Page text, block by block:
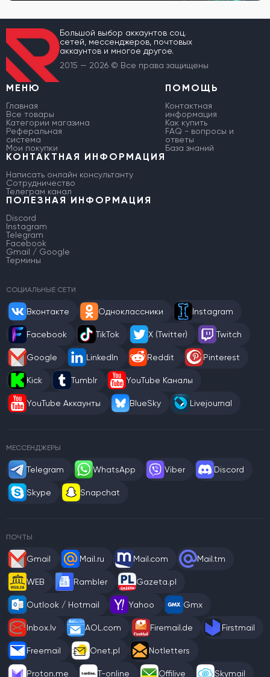
Большой выбор аккаунтов соц.
сетей, мессенджеров, почтовых
аккаунтов и многое другое.
2015 — 2026 © Все права защищены
МЕНЮ
Главная
Все товары
Категории магазина
Реферальная
система
Мои покупки
ПОМОЩЬ
Контактная
информация
Как купить
FAQ - вопросы и
ответы
База знаний
КОНТАКТНАЯ ИНФОРМАЦИЯ
Написать онлайн консультанту
Сотрудничество
Телеграм канал
ПОЛЕЗНАЯ ИНФОРМАЦИЯ
Discord
Instagram
Telegram
Facebook
Gmail / Google
Термины
СОЦИАЛЬНЫЕ СЕТИ
Вконтакте Одноклассники Instagram
Facebook TikTok X (Twitter) Twitch
Google LinkedIn Reddit Pinterest
Kick Tumblr YouTube Каналы
YouTube Аккаунты BlueSky Livejournal
МЕССЕНДЖЕРЫ
Telegram WhatsApp Viber Discord
Skype Snapchat
ПОЧТЫ
Gmail Mail.ru Mail.com Mail.tm
WEB Rambler Gazeta.pl
Outlook / Hotmail Yahoo Gmx
Inbox.lv AOL.com Firemail.de Firstmail
Freemail Onet.pl Notletters
Proton.me T-online Offilive Skymail